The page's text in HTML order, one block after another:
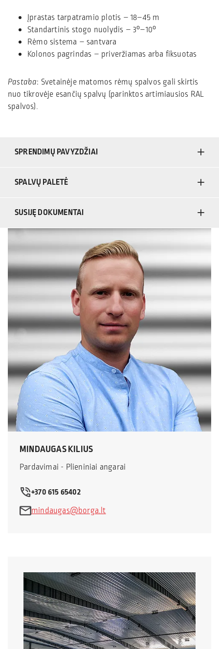
Įprastas tarpatramio plotis – 18–45 m
Standartinis stogo nuolydis – 3°–10°
Rėmo sistema – santvara
Kolonos pagrindas – priveržiamas arba fiksuotas
Pastaba: Svetainėje matomos rėmų spalvos gali skirtis
nuo tikrovėje esančių spalvų (parinktos artimiausios RAL
spalvos).
SPRENDIMŲ PAVYZDŽIAI
SPALVŲ PALETĖ
SUSIJĘ DOKUMENTAI
MINDAUGAS KILIUS
Pardavimai - Plieniniai angarai
+370 615 65402
mindaugas@borga.lt